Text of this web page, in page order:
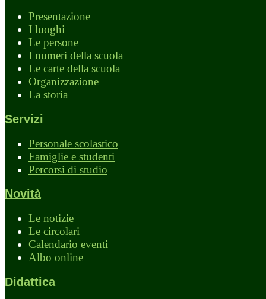
Presentazione
I luoghi
Le persone
I numeri della scuola
Le carte della scuola
Organizzazione
La storia
Servizi
Personale scolastico
Famiglie e studenti
Percorsi di studio
Novità
Le notizie
Le circolari
Calendario eventi
Albo online
Didattica